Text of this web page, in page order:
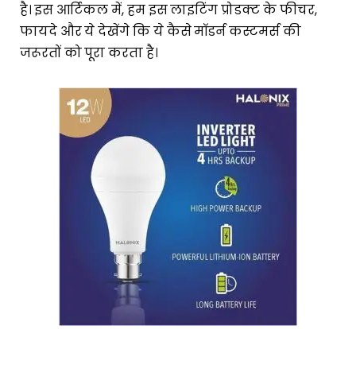
है। इस आर्टिकल में, हम इस लाइटिंग प्रोडक्ट के फीचर,
फायदे और ये देखेंगे कि ये कैसे मॉडर्न कस्टमर्स की
जरूरतों को पूरा करता है।